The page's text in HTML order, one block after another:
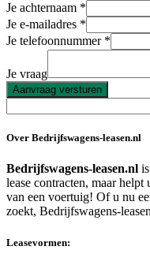
Je achternaam
Je e-mailadres
Je telefoonnummer
Je vraag
Aanvraag versturen
Over Bedrijfswagens-leasen.nl
Bedrijfswagens-leasen.nl
lease contracten, maar
van een voertuig! Of u nu
zoekt, Bedrijfswagens-
Leasevormen: